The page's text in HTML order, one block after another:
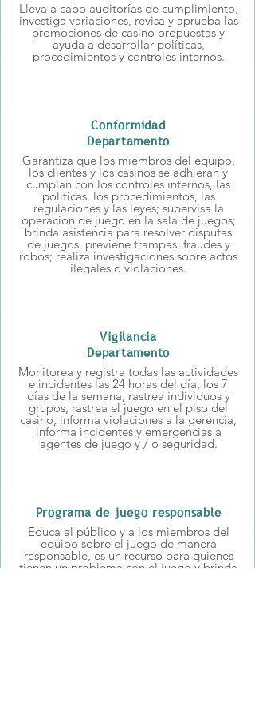
Lleva a cabo auditorías de cumplimiento,
investiga variaciones, revisa y aprueba las
promociones de casino propuestas y
ayuda a desarrollar políticas,
procedimientos y controles internos.
Conformidad
Departamento
Garantiza que los miembros del equipo,
los clientes y los casinos se adhieran y
cumplan con los controles internos, las
políticas, los procedimientos, las
regulaciones y las leyes; supervisa la
operación de juego en la sala de juegos;
brinda asistencia para resolver disputas
de juegos, previene trampas, fraudes y
robos; realiza investigaciones sobre actos
ilegales o violaciones.
Vigilancia
Departamento
Monitorea y registra todas las actividades
e incidentes las 24 horas del día, los 7
días de la semana, rastrea individuos y
grupos, rastrea el juego en el piso del
casino, informa violaciones a la gerencia,
informa incidentes y emergencias a
agentes de juego y / o seguridad.
Programa de juego responsable
Educa al público y a los miembros del
equipo sobre el juego de manera
responsable, es un recurso para quienes
tienen un problema con el juego y brinda